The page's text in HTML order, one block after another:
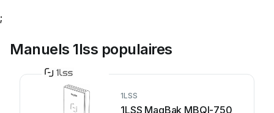
;
Manuels 1lss populaires
1LSS
1LSS MagBak MBQI-750